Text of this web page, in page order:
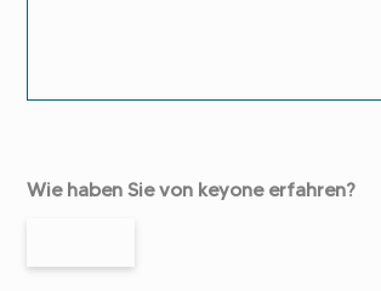
Wie haben Sie von keyone erfahren?